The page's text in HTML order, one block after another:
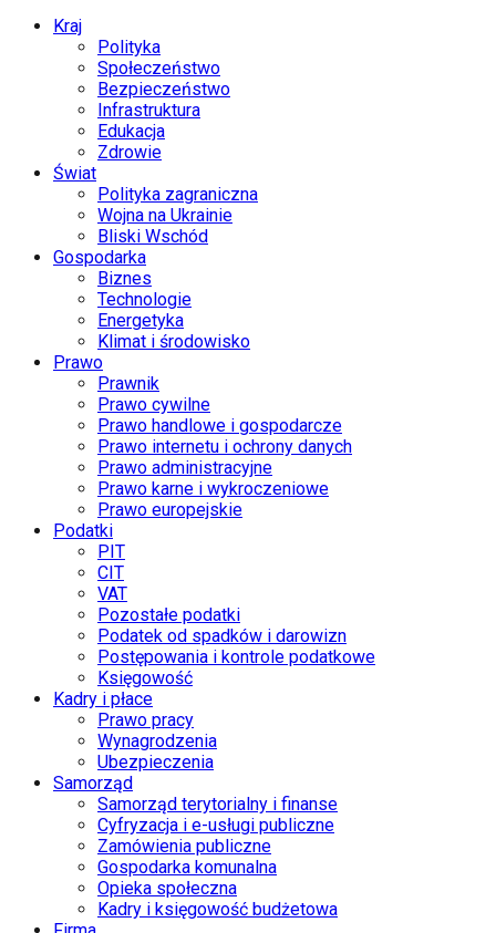
Kraj
Polityka
Społeczeństwo
Bezpieczeństwo
Infrastruktura
Edukacja
Zdrowie
Świat
Polityka zagraniczna
Wojna na Ukrainie
Bliski Wschód
Gospodarka
Biznes
Technologie
Energetyka
Klimat i środowisko
Prawo
Prawnik
Prawo cywilne
Prawo handlowe i gospodarcze
Prawo internetu i ochrony danych
Prawo administracyjne
Prawo karne i wykroczeniowe
Prawo europejskie
Podatki
PIT
CIT
VAT
Pozostałe podatki
Podatek od spadków i darowizn
Postępowania i kontrole podatkowe
Księgowość
Kadry i płace
Prawo pracy
Wynagrodzenia
Ubezpieczenia
Samorząd
Samorząd terytorialny i finanse
Cyfryzacja i e-usługi publiczne
Zamówienia publiczne
Gospodarka komunalna
Opieka społeczna
Kadry i księgowość budżetowa